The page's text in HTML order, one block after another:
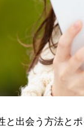
と出会う方法と